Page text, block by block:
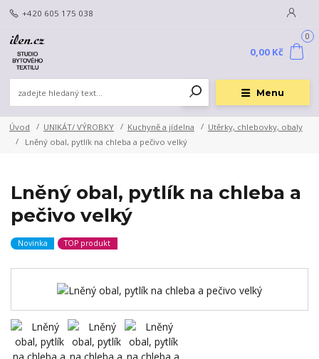
Menu
+420 605 175 038
0
0,00 Kč
Úvod UNIKÁT/ VÝROBKY Kuchyně a jídelna
Utěrky, chlebovky, obaly
Lněný obal, pytlík na chleba a pečivo velký
Lněný obal, pytlík na chleba a
pečivo velký
Novinka TOP produkt